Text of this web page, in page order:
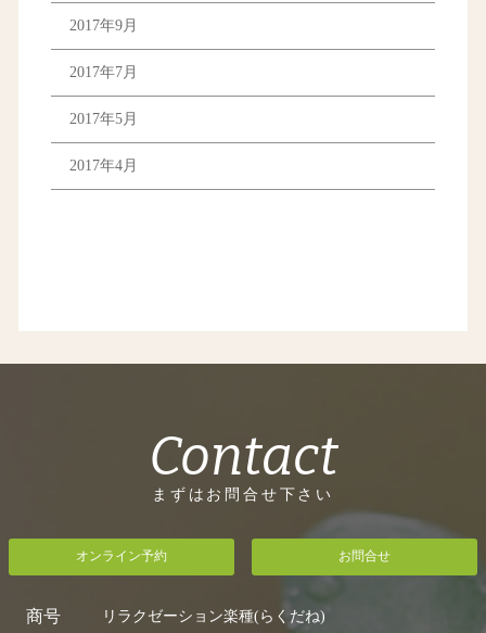
2017年9月
2017年7月
2017年5月
2017年4月
Contact
まずはお問合せ下さい
オンライン予約 お問合せ
商号 リラクゼーション楽種(らくだね)